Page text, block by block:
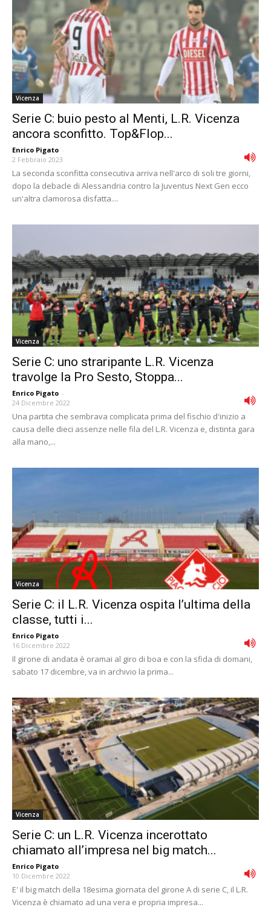
Vicenza
Serie C: buio pesto al Menti, L.R. Vicenza
ancora sconfitto. Top&Flop...
Enrico Pigato -
2 Febbraio 2023
La seconda sconfitta consecutiva arriva nell'arco di soli tre giorni,
dopo la debacle di Alessandria contro la Juventus Next Gen ecco
un'altra clamorosa disfatta....
Vicenza
Serie C: uno straripante L.R. Vicenza
travolge la Pro Sesto, Stoppa...
Enrico Pigato -
24 Dicembre 2022
Una partita che sembrava complicata prima del fischio d'inizio a
causa delle dieci assenze nelle fila del L.R. Vicenza e, distinta gara
alla mano,...
Vicenza
Serie C: il L.R. Vicenza ospita l’ultima della
classe, tutti i...
Enrico Pigato -
16 Dicembre 2022
Il girone di andata è oramai al giro di boa e con la sfida di domani,
sabato 17 dicembre, va in archivio la prima...
Vicenza
Serie C: un L.R. Vicenza incerottato
chiamato all’impresa nel big match...
Enrico Pigato -
10 Dicembre 2022
E' il big match della 18esima giornata del girone A di serie C, il L.R.
Vicenza è chiamato ad una vera e propria impresa...